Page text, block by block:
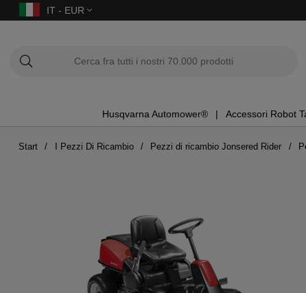
IT - EUR
Husqvarna Automower® Accessori Robot
Start I Pezzi Di Ricambio Pezzi di ricambio Jonsered Rider